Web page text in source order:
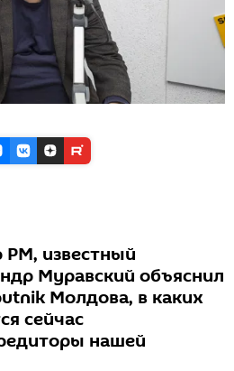
РМ, известный
Муравский объяснил
Молдова, в каких
сейчас
нашей